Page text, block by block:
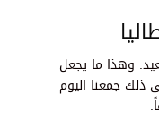
وهذا ما يجعل
ذلك جمعنا اليوم